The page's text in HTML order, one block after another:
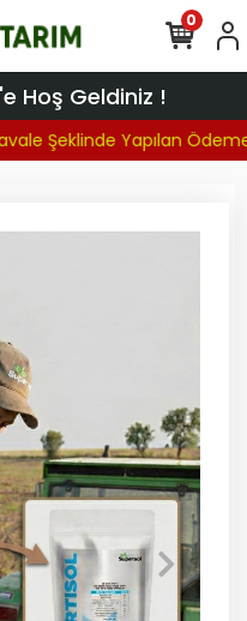
Hoş Geldiniz !
Şeklinde Yapılan
0